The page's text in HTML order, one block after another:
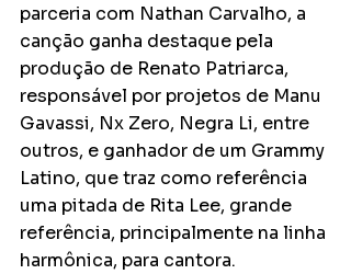
parceria com Nathan Carvalho, a
canção ganha destaque pela
produção de Renato Patriarca,
responsável por projetos de Manu
Gavassi, Nx Zero, Negra Li, entre
outros, e ganhador de um Grammy
Latino, que traz como referência
uma pitada de Rita Lee, grande
referência, principalmente na linha
harmônica, para cantora.